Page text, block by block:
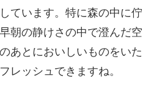
ています。特に森の中に佇
朝の静けさの中で澄んだ空
あとにおいしいものをいた
レッシュできますね。